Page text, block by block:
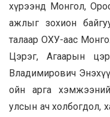
хүрээнд Монгол,
ажлыг зохион
талаар ОХУ-аас
Цэрэг, Агаарын
Владимирович
ойн арга
улсын ач холбогдол,